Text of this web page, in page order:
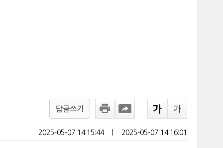
답글쓰기
2025-05-07 14:15:44 2025-05-07 14:16:01